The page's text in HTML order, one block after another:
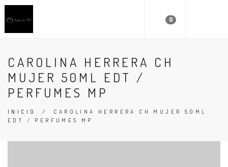
0
CAROLINA HERRERA CH
MUJER 50ML EDT /
PERFUMES MP
INICIO / CAROLINA HERRERA CH MUJER 50ML
EDT / PERFUMES MP